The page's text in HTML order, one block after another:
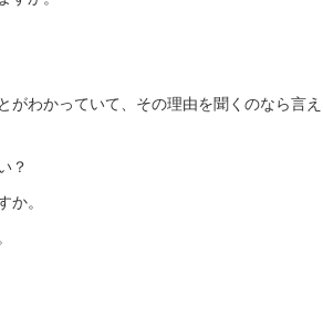
わかっていて、その理由を聞くのなら言え
？
。